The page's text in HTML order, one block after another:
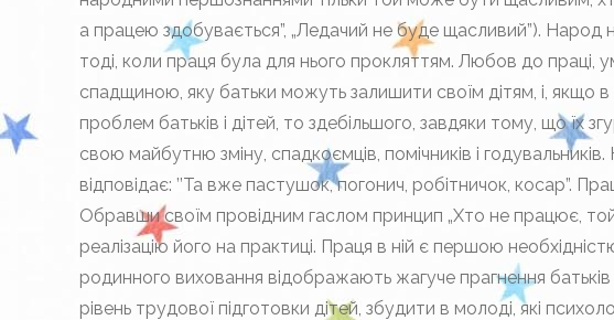
а працею здобувається”, „Ледачий не буде щасливий”). Народ
тоді, коли праця була для нього прокляттям. Любов до праці,
спадщиною, яку батьки можуть залишити своїм дітям, і, якщо в
проблем батьків і дітей, то здебільшого, завдяки тому, що їх
свою майбутню зміну, спадкоємців, помічників і
відповідає: ’’Та вже пастушок, погонич, робітничок, косар”.
Обравши своїм провідним гаслом принцип „Хто не працює, той
реалізацію його на практиці. Праця в ній є першою
родинного виховання відображають жагуче прагнення
рівень трудової підготовки дітей, збудити в молоді, які